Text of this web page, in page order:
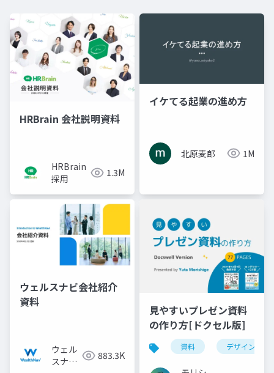
HRBrain 会社説明資料
HRBrain
採用
1.3M
イケてる起業の進め方
北原麦郎 1M
ウェルスナビ会社紹介
資料
ウェル
スナビ
883.3K
見やすいプレゼン資料
の作り方[ドクセル版]
資料 デザイン